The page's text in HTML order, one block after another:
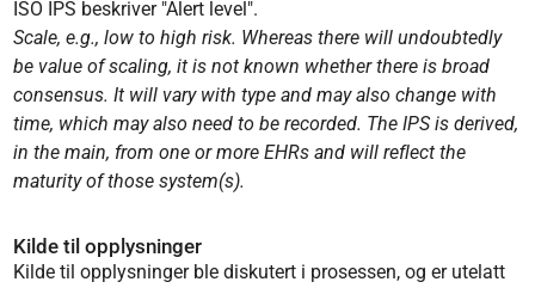
ISO IPS beskriver "Alert level".
Scale, e.g., low to high risk. Whereas there will undoubtedly
be value of scaling, it is not known whether there is broad
consensus. It will vary with type and may also change with
time, which may also need to be recorded. The IPS is derived,
in the main, from one or more EHRs and will reflect the
maturity of those system(s).
Kilde til opplysninger
Kilde til opplysninger ble diskutert i prosessen, og er utelatt